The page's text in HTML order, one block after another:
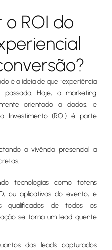
ROI do
é a ideia de que “experiência
Hoje, o marketing
orientado a dados, e
Investimento (ROI) é parte
a vivência presencial a
tecnologias como totens
ou aplicativos do evento, é
qualificados de todos os
se torna um lead quente
dos leads capturados